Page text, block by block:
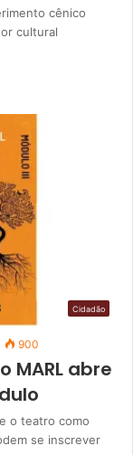
cênico
cultural
Cidadão
900
MARL abre
o teatro como
se inscrever